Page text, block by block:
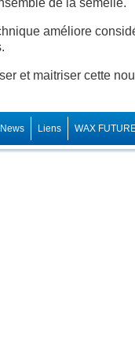
de la semelle.
améliore
et maitriser cette
News Liens WAX